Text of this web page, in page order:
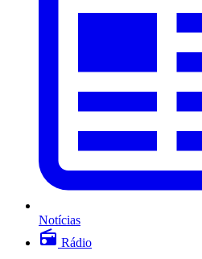
Notícias
Rádio